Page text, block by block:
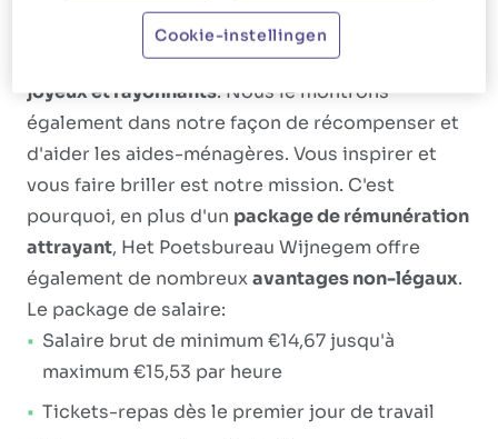
Ce que nous offrons
Het Poetsbureau vise à créer descollègues
joyeux et rayonnants. Nous le montrons
également dans notre façon de récompenser et
d'aider les aides-ménagères. Vous inspirer et
vous faire briller est notre mission. C'est
pourquoi, en plus d'un package de rémunération
attrayant, Het Poetsbureau Wijnegem offre
également de nombreuxavantages non-légaux.
Le package de salaire:
Salaire brut de minimum €14,67 jusqu'à
maximum €15,53 par heure
Tickets-repas dès le premier jour de travail
Cookie-instellingen